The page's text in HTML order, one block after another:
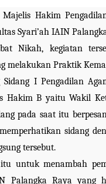
Hakim
Syari’ah IAIN
Nikah, kegiatan
melakukan Praktik
I Pengadilan
Hakim B yaitu Wakil
pada saat itu
sidang
tersebut.
untuk menambah
Palangka Raya yang